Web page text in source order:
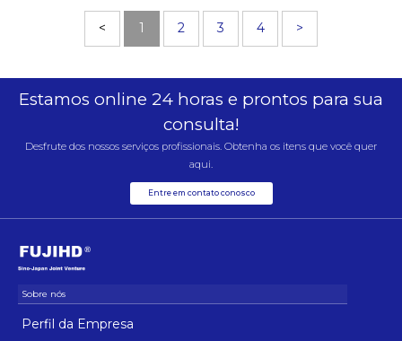
tecnologia
< 1 2 3 4 >
Estamos online 24 horas e prontos para sua
consulta!
Desfrute dos nossos serviços profissionais. Obtenha os itens que você quer
aqui.
Entre em contato conosco
Perfil da Empresa